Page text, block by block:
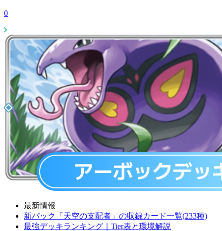
0
最新情報
新パック「天空の支配者」の収録カード一覧(233種)
最強デッキランキング｜Tier表と環境解説